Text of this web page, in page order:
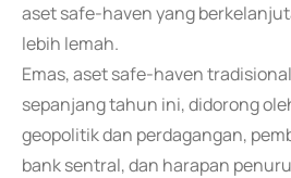
aset safe-haven yang
lebih lemah.
Emas, aset safe-haven
sepanjang tahun ini, didorong
geopolitik dan perdagangan,
bank sentral, dan harapan